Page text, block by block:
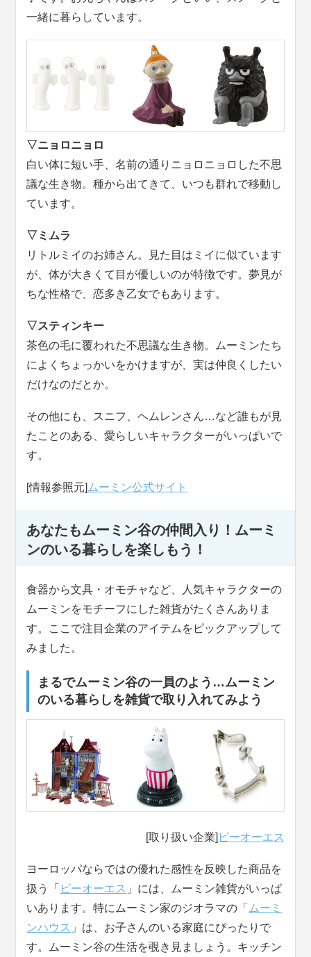
一緒に暮らしています。
▽ニョロニョロ
白い体に短い手、名前の通りニョロニョロした不思
議な生き物。種から出てきて、いつも群れで移動し
ています。
▽ミムラ
リトルミイのお姉さん。見た目はミイに似ています
が、体が大きくて目が優しいのが特徴です。夢見が
ちな性格で、恋多き乙女でもあります。
▽スティンキー
茶色の毛に覆われた不思議な生き物。ムーミンたち
によくちょっかいをかけますが、実は仲良くしたい
だけなのだとか。
その他にも、スニフ、ヘムレンさん…など誰もが見
たことのある、愛らしいキャラクターがいっぱいで
す。
[情報参照元] ムーミン公式サイト
あなたもムーミン谷の仲間入り！ムーミ
ンのいる暮らしを楽しもう！
食器から文具・オモチャなど、人気キャラクターの
ムーミンをモチーフにした雑貨がたくさんありま
す。ここで注目企業のアイテムをピックアップして
みました。
まるでムーミン谷の一員のよう…ムーミン
のいる暮らしを雑貨で取り入れてみよう
[取り扱い企業] ピーオーエス
ヨーロッパならではの優れた感性を反映した商品を
扱う「 ピーオーエス 」には、ムーミン雑貨がいっぱ
いあります。特にムーミン家のジオラマの「 ムーミ
ンハウス 」は、お子さんのいる家庭にぴったりで
す。ムーミン谷の生活を覗き見ましょう。キッチン